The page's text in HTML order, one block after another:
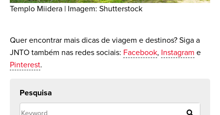
Templo Miidera | Imagem: Shutterstock
Quer encontrar mais dicas de viagem e destinos? Siga a
JNTO também nas redes sociais: Facebook, Instagram e
Pinterest.
Pesquisa